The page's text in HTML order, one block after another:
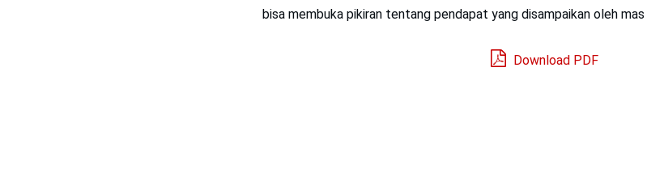
bisa membuka pikiran tentang pendapat yang disampaikan oleh mas
Download PDF